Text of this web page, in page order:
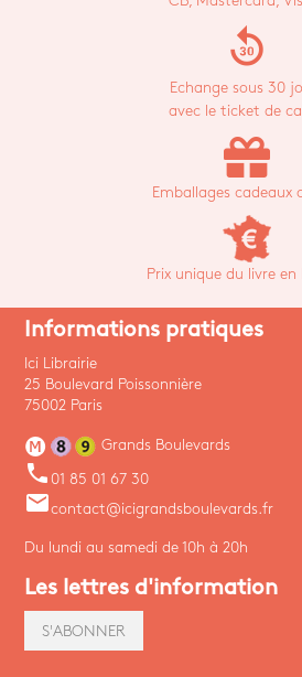
replay_30
Echange sous 30
avec le ticket de
Emballages cadeaux
Prix unique du livre en
Informations pratiques
Ici Librairie
25 Boulevard Poissonnière
75002 Paris
Grands Boulevards
phone 01 85 01 67 30
emailcontact@icigrandsboulevards.fr
Du lundi au samedi de 10h à 20h
Les lettres d'information
S'ABONNER